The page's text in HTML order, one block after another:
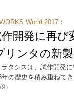
World 2017：
作開発に再
リンタの新
タシスは、試作開発
年の歴史を積み重ねて
）